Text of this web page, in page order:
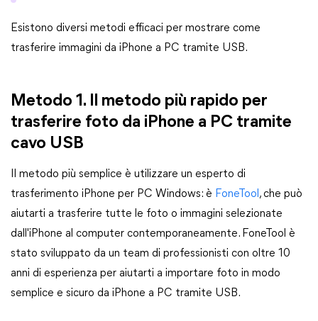
Esistono diversi metodi efficaci per mostrare come
trasferire immagini da iPhone a PC tramite USB.
Metodo 1. Il metodo più rapido per
trasferire foto da iPhone a PC tramite
cavo USB
Il metodo più semplice è utilizzare un esperto di
trasferimento iPhone per PC Windows: è FoneTool , che può
aiutarti a trasferire tutte le foto o immagini selezionate
dall'iPhone al computer contemporaneamente. FoneTool è
stato sviluppato da un team di professionisti con oltre 10
anni di esperienza per aiutarti a importare foto in modo
semplice e sicuro da iPhone a PC tramite USB.